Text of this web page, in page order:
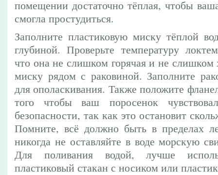
помещении достаточно тёплая, чтобы
смогла простудиться.
Заполните пластиковую миску тёплой
глубиной. Проверьте температуру
что она не слишком горячая и не слишком
миску рядом с раковиной. Заполните
для ополаскивания. Также положите
того чтобы ваш поросенок
безопасности, так как это остановит
Помните, всё должно быть в пределах
никогда не оставляйте в воде морскую
Для поливания водой, лучше
пластиковый стакан с носиком или